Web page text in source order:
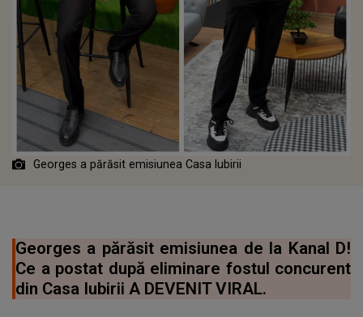
Georges a părăsit emisiunea Casa Iubirii
Georges a părăsit emisiunea de la Kanal D!
Ce a postat după eliminare fostul concurent
din Casa Iubirii A DEVENIT VIRAL.